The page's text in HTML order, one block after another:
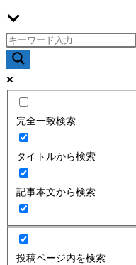
完全一致検索
タイトルから検索
記事本文から検索
投稿ページ内を検索